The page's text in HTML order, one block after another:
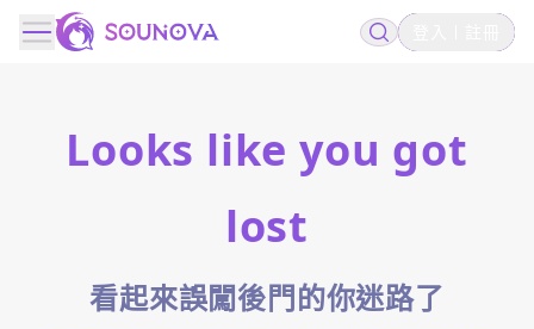
Looks like you got
lost
看起來誤闖後門的你迷路了